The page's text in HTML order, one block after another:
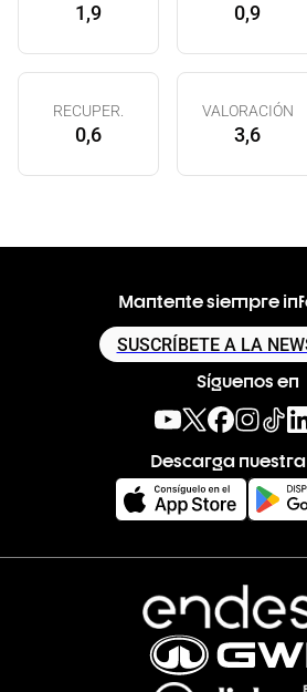
1,9 0,9
RECUPER.
0,6
VALORACIÓN
3,6
Mantente siempre
SUSCRÍBETE A LA
Síguenos en
Descarga